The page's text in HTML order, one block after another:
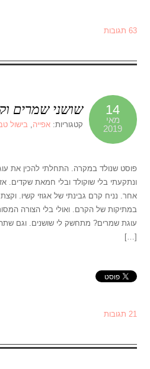
63 תגובות
14
מאי
2019
שושני שמרים
קטגוריות:אפייה,בישול
פוסט שנולד במקרה. התחלתי להכין את
ונתקעתי בלי שוקולד ובלי חמאת שקדים. אז
אחר. נניח קרם גבינתי של אגוזי קשיו.
במתיקות של הקרם. ואולי בלי הצורה
עוגת שמרים? מתחשק לי שושנים. וגם
[…]
21 תגובות